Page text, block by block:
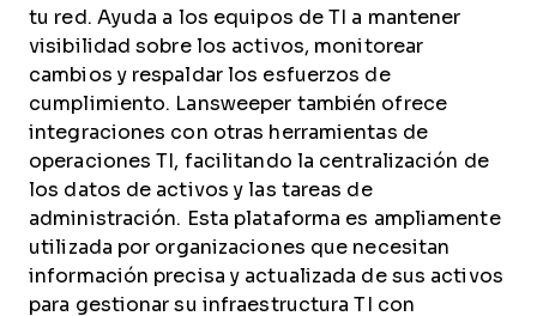
tu red. Ayuda a los equipos de TI a mantener
visibilidad sobre los activos, monitorear
cambios y respaldar los esfuerzos de
cumplimiento. Lansweeper también ofrece
integraciones con otras herramientas de
operaciones TI, facilitando la centralización de
los datos de activos y las tareas de
administración. Esta plataforma es ampliamente
utilizada por organizaciones que necesitan
información precisa y actualizada de sus activos
para gestionar su infraestructura TI con